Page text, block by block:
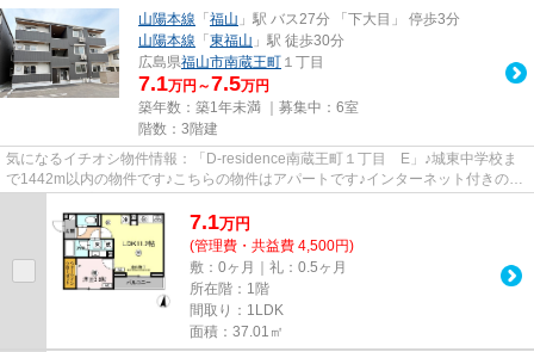
山陽本線 「 福山 」駅 バス27分 「下大目」 停歩3分
山陽本線 「 東福山 」駅 徒歩30分
広島県福山市南蔵王町 １丁目
7.1万円～7.5万円
築年数：築1年未満 ｜募集中： 6室
階数：3階建
気になるイチオシ物件情報：「D-residence南蔵王町１丁目 E」♪城東中学校ま
で1442m以内の物件です♪こちらの物件はアパートです♪インターネット付きの物
7.1万円
(管理費・共益費 4,500円)
敷：0ヶ月｜礼：0.5ヶ月
所在階：1階
間取り：1LDK
面積：37.01㎡